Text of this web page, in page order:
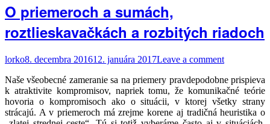
O priemeroch a sumách,
roztlieskavačkách a rozbitých riadoch
lorko8. decembra 201612. januára 2017Leave a comment
Naše všeobecné zameranie sa na priemery pravdepodobne prispieva
k atraktivite kompromisov, napriek tomu, že komunikačné teórie
hovoria o kompromisoch ako o situácii, v ktorej všetky strany
strácajú. A v priemeroch má zrejme korene aj tradičná heuristika o